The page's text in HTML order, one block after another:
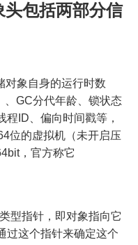
包括两部分信
对象自身的运行时数
GC分代年龄、锁状态
ID、偏向时间戳等，
位的虚拟机（未开启压
，官方称它
型指针，即对象指向它
过这个指针来确定这个